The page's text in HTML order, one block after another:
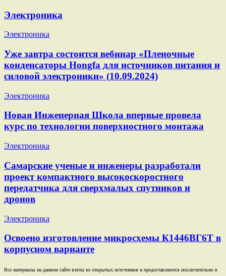
Электроника
Электроника
Уже завтра состоится вебинар «Пленочные
конденсаторы Hongfa для источников питания и
силовой электроники» (10.09.2024)
Электроника
Новая Инженерная Школа впервые провела
курс по технологии поверхностного монтажа
Электроника
Самарские ученые и инженеры разработали
проект компактного высокоскоростного
передатчика для сверхмалых спутников и
дронов
Электроника
Освоено изготовление микросхемы К1446ВГ6Т в
корпусном варианте
Все материалы на данном сайте взяты из открытых источников и предоставляются исключительно в